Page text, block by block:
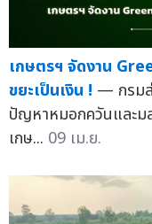
เกษตรฯ จัดงาน
ขยะเป็นเงิน ! — กรมส่
ปัญหาหมอกควันและม
เกษ... 09 เม.ย.